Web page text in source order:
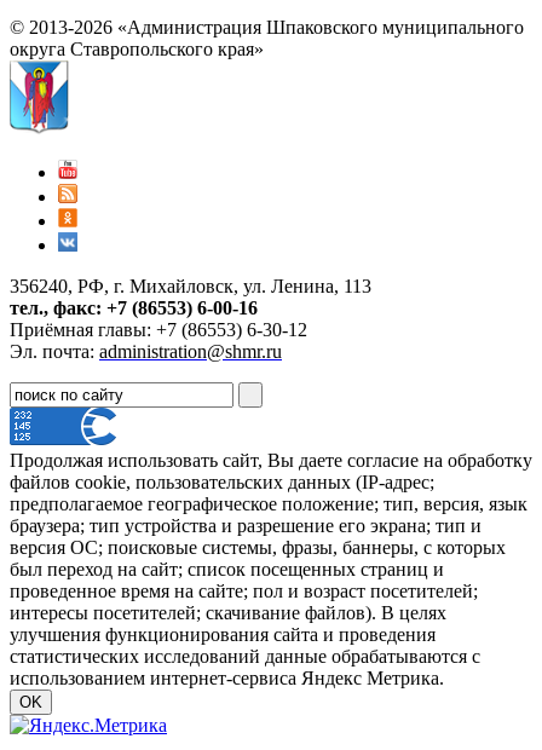
© 2013-2026 «Администрация Шпаковского муниципального
округа Ставропольского края»
356240, РФ, г. Михайловск, ул. Ленина, 113
тел., факс: +7 (86553) 6-00-16
Приёмная главы: +7 (86553) 6-30-12
Эл. почта: administration@shmr.ru
Продолжая использовать сайт, Вы даете согласие на обработку
файлов cookie, пользовательских данных (IP-адрес;
предполагаемое географическое положение; тип, версия, язык
браузера; тип устройства и разрешение его экрана; тип и
версия ОС; поисковые системы, фразы, баннеры, с которых
был переход на сайт; список посещенных страниц и
проведенное время на сайте; пол и возраст посетителей;
интересы посетителей; скачивание файлов). В целях
улучшения функционирования сайта и проведения
статистических исследований данные обрабатываются с
использованием интернет-сервиса Яндекс Метрика.
OK